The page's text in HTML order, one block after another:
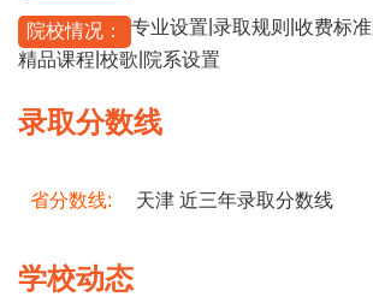
院校情况： 专业设置 录取规则 收费标准
精品课程 校歌 院系设置
录取分数线
省分数线: 天津 近三年录取分数线
学校动态